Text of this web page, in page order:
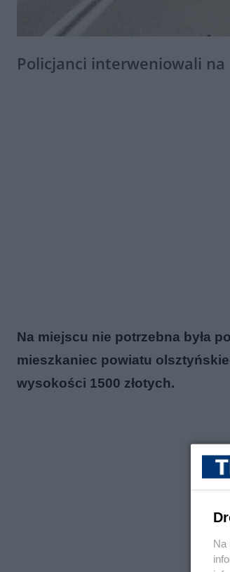
Policjanci interweniowali
Na miejscu nie potrzebna była
mieszkaniec powiatu
wysokości 1500 złotych.
Na